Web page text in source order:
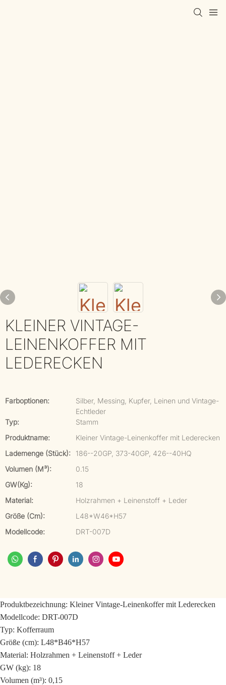
KLEINER VINTAGE-
LEINENKOFFER MIT
LEDERECKEN
Farboptionen:
Silber, Messing, Kupfer, Leinen und Vintage-
Echtleder
Typ:
Stamm
Produktname:
Kleiner Vintage-Leinenkoffer mit Lederecken
Lademenge (Stück):
186--20GP, 373-40GP, 426--40HQ
Volumen (m³):
0.15
GW(kg):
18
Material:
Holzrahmen + Leinenstoff + Leder
Größe (cm):
L48*W46*H57
Modellcode:
DRT-007D
Produktbezeichnung: Kleiner Vintage-Leinenkoffer mit Lederecken
Modellcode: DRT-007D
Typ: Kofferraum
Größe (cm): L48*B46*H57
Material: Holzrahmen + Leinenstoff + Leder
GW (kg): 18
Volumen (m³): 0,15